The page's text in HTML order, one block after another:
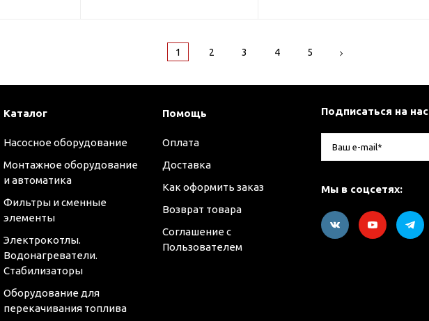
1 2 3 4 5
Каталог
Насосное оборудование
Монтажное оборудование
и автоматика
Фильтры и сменные
элементы
Электрокотлы.
Водонагреватели.
Стабилизаторы
Оборудование для
перекачивания топлива
Помощь
Оплата
Доставка
Как оформить заказ
Возврат товара
Соглашение с
Пользователем
Подписаться на нас
Мы в соцсетях: